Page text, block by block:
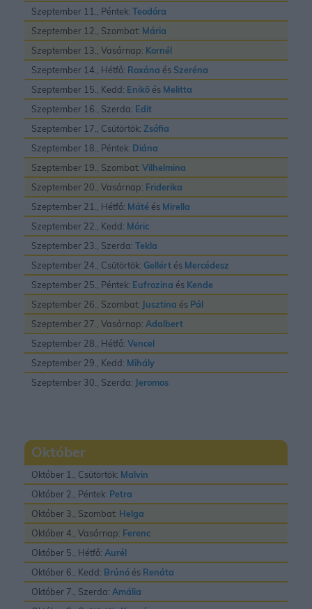
Szeptember 11., Péntek: Teodóra
Szeptember 12., Szombat: Mária
Szeptember 13., Vasárnap: Kornél
Szeptember 14., Hétfő: Roxána és Szeréna
Szeptember 15., Kedd: Enikõ és Melitta
Szeptember 16., Szerda: Edit
Szeptember 17., Csütörtök: Zsófia
Szeptember 18., Péntek: Diána
Szeptember 19., Szombat: Vilhelmina
Szeptember 20., Vasárnap: Friderika
Szeptember 21., Hétfő: Máté és Mirella
Szeptember 22., Kedd: Móric
Szeptember 23., Szerda: Tekla
Szeptember 24., Csütörtök: Gellért és Mercédesz
Szeptember 25., Péntek: Eufrozina és Kende
Szeptember 26., Szombat: Jusztina és Pál
Szeptember 27., Vasárnap: Adalbert
Szeptember 28., Hétfő: Vencel
Szeptember 29., Kedd: Mihály
Szeptember 30., Szerda: Jeromos
Október
Október 1., Csütörtök: Malvin
Október 2., Péntek: Petra
Október 3., Szombat: Helga
Október 4., Vasárnap: Ferenc
Október 5., Hétfő: Aurél
Október 6., Kedd: Brúnó és Renáta
Október 7., Szerda: Amália